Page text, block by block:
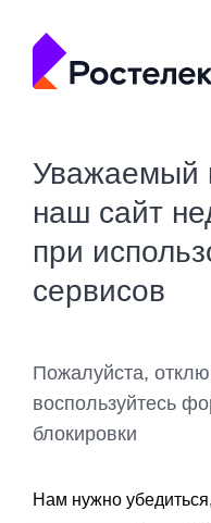
Уважаемый
наш сайт
при
сервисов
Пожалуйста,
воспользуйтесь
блокировки
Нам нужно